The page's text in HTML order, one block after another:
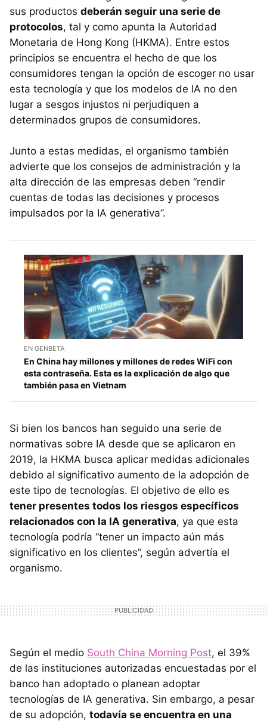
sus productos deberán seguir una serie de
protocolos, tal y como apunta la Autoridad
Monetaria de Hong Kong (HKMA). Entre estos
principios se encuentra el hecho de que los
consumidores tengan la opción de escoger no usar
esta tecnología y que los modelos de IA no den
lugar a sesgos injustos ni perjudiquen a
determinados grupos de consumidores.
Junto a estas medidas, el organismo también
advierte que los consejos de administración y la
alta dirección de las empresas deben “rendir
cuentas de todas las decisiones y procesos
impulsados por la IA generativa”.
EN GENBETA
En China hay millones y millones de redes WiFi con
esta contraseña. Esta es la explicación de algo que
también pasa en Vietnam
Si bien los bancos han seguido una serie de
normativas sobre IA desde que se aplicaron en
2019, la HKMA busca aplicar medidas adicionales
debido al significativo aumento de la adopción de
este tipo de tecnologías. El objetivo de ello es
tener presentes todos los riesgos específicos
relacionados con la IA generativa, ya que esta
tecnología podría “tener un impacto aún más
significativo en los clientes”, según advertía el
organismo.
Según el medio South China Morning Post, el 39%
de las instituciones autorizadas encuestadas por el
banco han adoptado o planean adoptar
tecnologías de IA generativa. Sin embargo, a pesar
de su adopción, todavía se encuentra en una